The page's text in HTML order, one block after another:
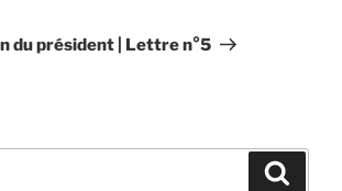
du président | Lettre n°5